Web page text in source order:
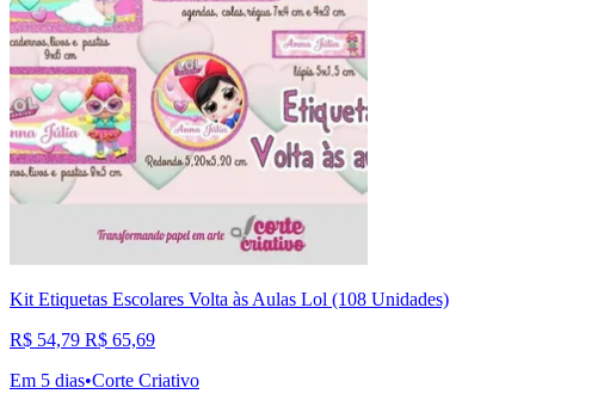
Kit Etiquetas Escolares Volta às Aulas Lol (108 Unidades)
R$ 54,79 R$ 65,69
Em 5 dias•Corte Criativo